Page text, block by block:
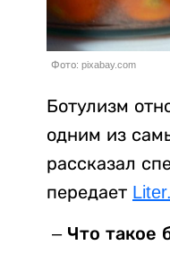
Фото: pixabay.com
Ботулизм
одним из
рассказал
передает
– Что такое